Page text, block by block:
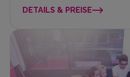
DETAILS & PREISE